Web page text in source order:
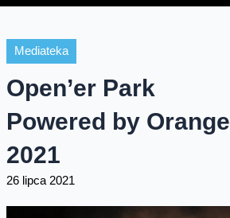
Mediateka
Open’er Park
Powered by Orange
2021
26 lipca 2021